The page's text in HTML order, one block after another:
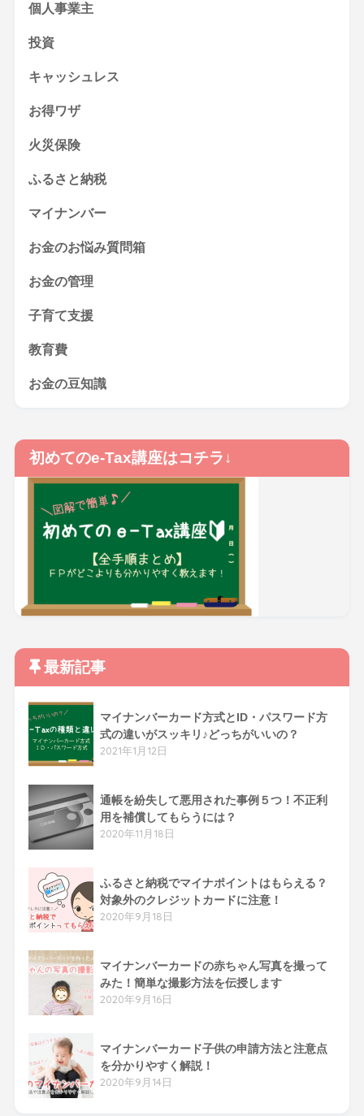
個人事業主
投資
キャッシュレス
お得ワザ
火災保険
ふるさと納税
マイナンバー
お金のお悩み質問箱
お金の管理
子育て支援
教育費
お金の豆知識
初めてのe-Tax講座はコチラ↓
最新記事
マイナンバーカード方式とID・パスワード方
式の違いがスッキリ♪どっちがいいの？
2021年1月12日
通帳を紛失して悪用された事例５つ！不正利
用を補償してもらうには？
2020年11月18日
ふるさと納税でマイナポイントはもらえる？
対象外のクレジットカードに注意！
2020年9月18日
マイナンバーカードの赤ちゃん写真を撮って
みた！簡単な撮影方法を伝授します
2020年9月16日
マイナンバーカード子供の申請方法と注意点
を分かりやすく解説！
2020年9月14日